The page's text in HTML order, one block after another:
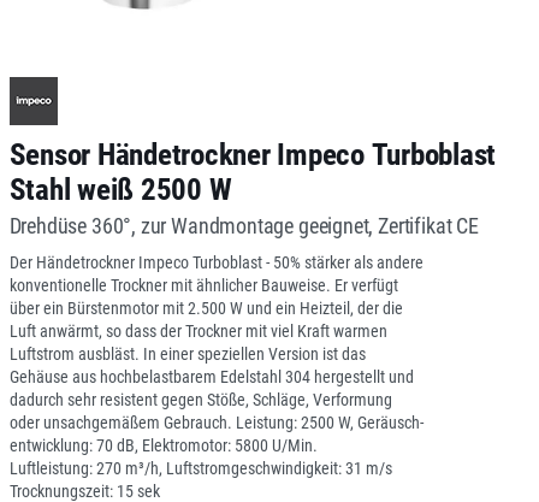
Sensor Händetrockner Impeco Turboblast
Stahl weiß 2500 W
Drehdüse 360°, zur Wandmontage geeignet, Zertifikat CE
Der Händetrockner Impeco Turboblast - 50% stärker als andere
konventionelle Trockner mit ähnlicher Bauweise. Er verfügt
über ein Bürstenmotor mit 2.500 W und ein Heizteil, der die
Luft anwärmt, so dass der Trockner mit viel Kraft warmen
Luftstrom ausbläst. In einer speziellen Version ist das
Gehäuse aus hochbelastbarem Edelstahl 304 hergestellt und
dadurch sehr resistent gegen Stöße, Schläge, Verformung
oder unsachgemäßem Gebrauch. Leistung: 2500 W, Geräusch-
entwicklung: 70 dB, Elektromotor: 5800 U/Min.
Luftleistung: 270 m³/h, Luftstromgeschwindigkeit: 31 m/s
Trocknungszeit: 15 sek